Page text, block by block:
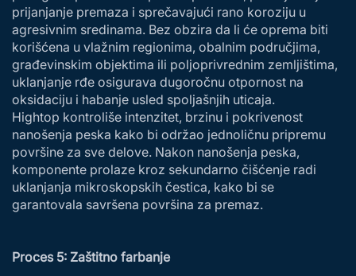
prijanjanje premaza i sprečavajući rano koroziju u
agresivnim sredinama. Bez obzira da li će oprema biti
korišćena u vlažnim regionima, obalnim područjima,
građevinskim objektima ili poljoprivrednim zemljištima,
uklanjanje rđe osigurava dugoročnu otpornost na
oksidaciju i habanje usled spoljašnjih uticaja.
Hightop kontroliše intenzitet, brzinu i pokrivenost
nanošenja peska kako bi održao jednoličnu pripremu
površine za sve delove. Nakon nanošenja peska,
komponente prolaze kroz sekundarno čišćenje radi
uklanjanja mikroskopskih čestica, kako bi se
garantovala savršena površina za premaz.
Proces 5: Zaštitno farbanje